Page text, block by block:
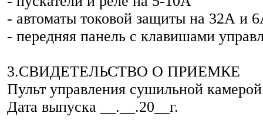
- автоматы токовой защиты на 32А и
- передняя панель с клавишами
3.СВИДЕТЕЛЬСТВО О ПРИЕМКЕ
Пульт управления сушильной
Дата выпуска
. .20 г.